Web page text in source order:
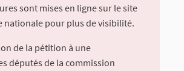
sont mises en ligne sur le site
nationale pour plus de visibilité.
de la pétition à une
députés de la commission